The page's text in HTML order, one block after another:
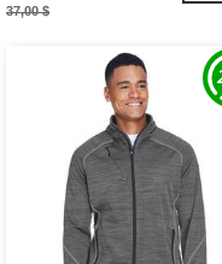
37,00 $